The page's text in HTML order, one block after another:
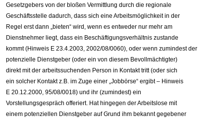
Gesetzgebers von der bloßen Vermittlung durch die regionale
Geschäftsstelle dadurch, dass sich eine Arbeitsmöglichkeit in der
Regel erst dann „bieten“ wird, wenn es entweder nur mehr am
Dienstnehmer liegt, dass ein Beschäftigungsverhältnis zustande
kommt (Hinweis E 23.4.2003, 2002/08/0060), oder wenn zumindest der
potenzielle Dienstgeber (oder ein von diesem Bevollmächtigter)
direkt mit der arbeitssuchenden Person in Kontakt tritt (oder sich
ein solcher Kontakt z.B. im Zuge einer „Jobbörse“ ergibt – Hinweis
E 20.12.2000, 95/08/0018) und ihr (zumindest) ein
Vorstellungsgespräch offeriert. Hat hingegen der Arbeitslose mit
einem potenziellen Dienstgeber auf Grund ihm bekannt gegebener